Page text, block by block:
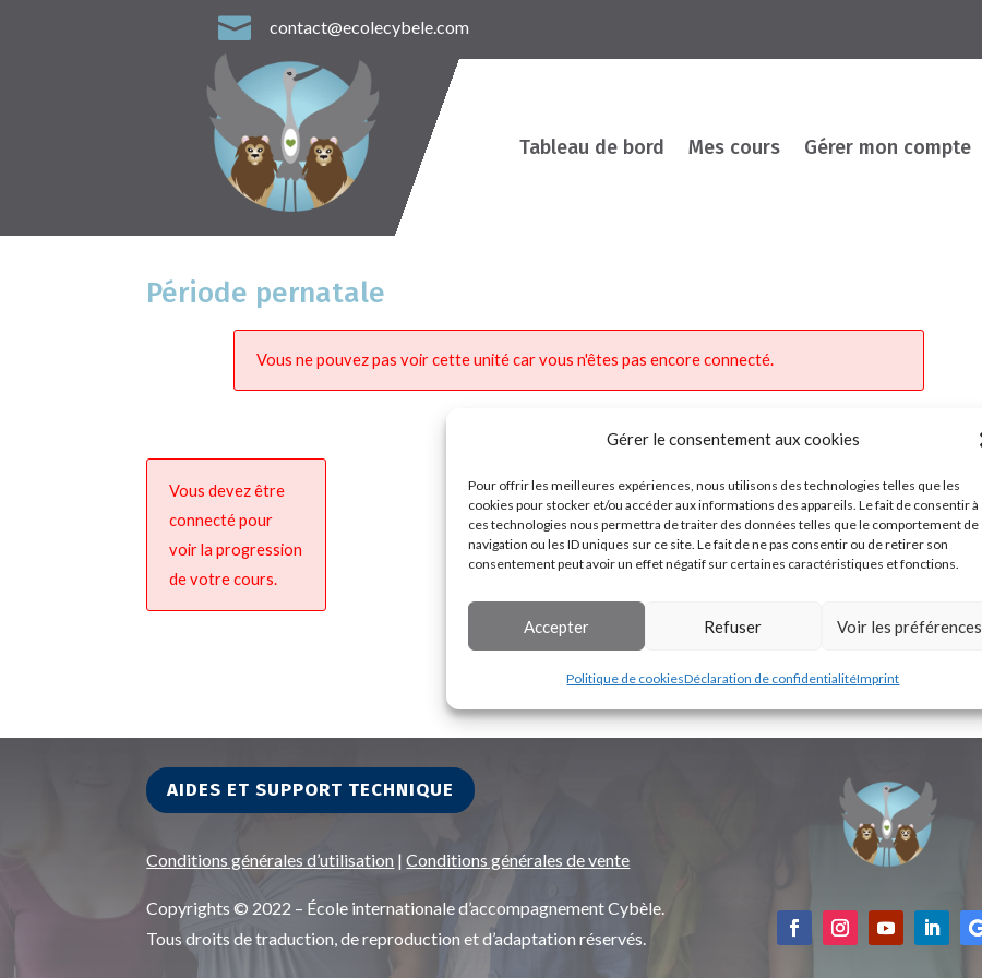
Gérer le consentement aux cookies
Pour offrir les meilleures expériences, nous utilisons des technologies telles que les
cookies pour stocker et/ou accéder aux informations des appareils. Le fait de consentir à
ces technologies nous permettra de traiter des données telles que le comportement de
navigation ou les ID uniques sur ce site. Le fait de ne pas consentir ou de retirer son
consentement peut avoir un effet négatif sur certaines caractéristiques et fonctions.
Accepter Refuser Voir les préférences
Politique de cookiesDéclaration de confidentialitéImprint
 contact@ecolecybele.com
Tableau de bord Mes cours Gérer mon compte
Période pernatale
Vous ne pouvez pas voir cette unité car vous n'êtes pas encore connecté.
Vous devez être
connecté pour
voir la progression
de votre cours.
AIDES ET SUPPORT TECHNIQUE
Conditions générales d’utilisation | Conditions générales de vente
Copyrights © 2022 – École internationale d’accompagnement Cybèle.
Tous droits de traduction, de reproduction et d’adaptation réservés.